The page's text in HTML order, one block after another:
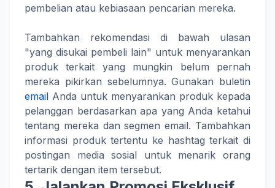
pembelian atau kebiasaan pencarian mereka.
Tambahkan rekomendasi di bawah ulasan
"yang disukai pembeli lain" untuk menyarankan
produk terkait yang mungkin belum pernah
mereka pikirkan sebelumnya. Gunakan buletin
email Anda untuk menyarankan produk kepada
pelanggan berdasarkan apa yang Anda ketahui
tentang mereka dan segmen email. Tambahkan
informasi produk tertentu ke hashtag terkait di
postingan media sosial untuk menarik orang
tertarik dengan item tersebut.